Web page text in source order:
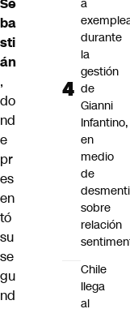
ba
sti
án
,
do
nd
e
pr
es
en
tó
su
se
gu
nd
a
durante
la
gestión
de
Gianni
Infantino,
en
medio
de
sobre
relación
Chile
llega
al